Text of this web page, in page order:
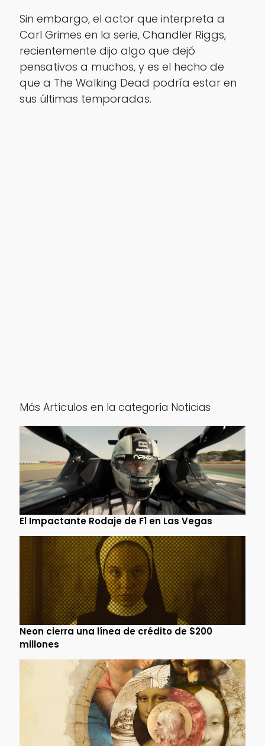
Sin embargo, el actor que interpreta a
Carl Grimes en la serie, Chandler Riggs,
recientemente dijo algo que dejó
pensativos a muchos, y es el hecho de
que a The Walking Dead podría estar en
sus últimas temporadas.
Más Artículos en la categoría Noticias
El Impactante Rodaje de F1 en Las Vegas
Neon cierra una línea de crédito de $200
millones